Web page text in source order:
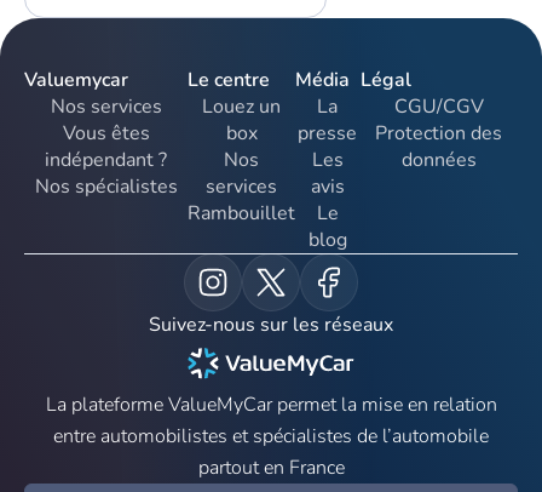
Valuemycar
Nos services
Vous êtes
indépendant ?
Nos spécialistes
Le centre
Louez un
box
Nos
services
Rambouillet
Média
La
presse
Les
avis
Le
blog
Légal
CGU/CGV
Protection des
données
Suivez-nous sur les réseaux
La plateforme ValueMyCar permet la mise en relation
entre automobilistes et spécialistes de l’automobile
partout en France